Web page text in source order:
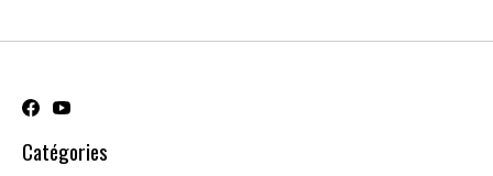
Catégories